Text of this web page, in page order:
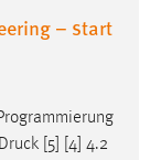
– start
Druck [5] [4] 4.2